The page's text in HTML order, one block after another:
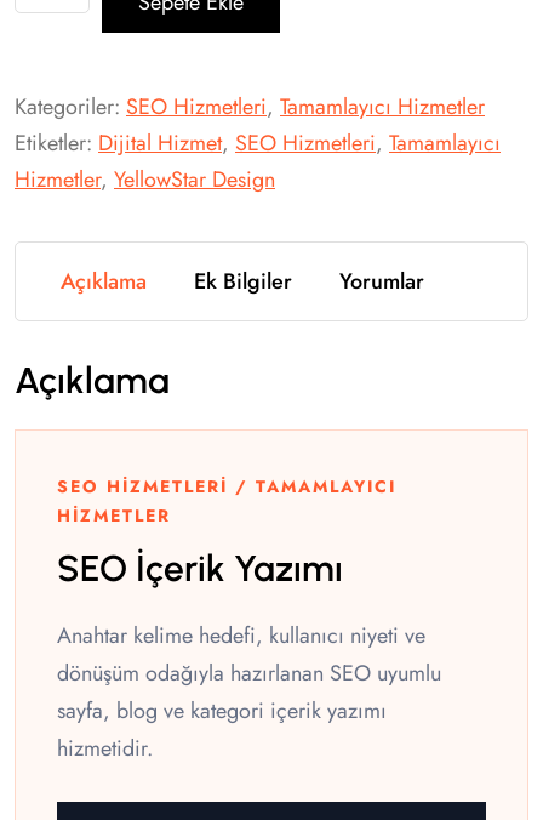
Kategoriler: SEO Hizmetleri, Tamamlayıcı Hizmetler
Etiketler: Dijital Hizmet, SEO Hizmetleri, Tamamlayıcı
Hizmetler, YellowStar Design
Açıklama Ek Bilgiler Yorumlar
Açıklama
SEO HIZMETLERI / TAMAMLAYICI
HIZMETLER
SEO İçerik Yazımı
Anahtar kelime hedefi, kullanıcı niyeti ve
dönüşüm odağıyla hazırlanan SEO uyumlu
sayfa, blog ve kategori içerik yazımı
hizmetidir.